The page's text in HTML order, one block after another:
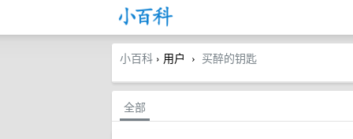
小百科 › 用户 › 买醉的钥匙
全部